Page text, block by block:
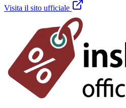
Visita il sito ufficiale